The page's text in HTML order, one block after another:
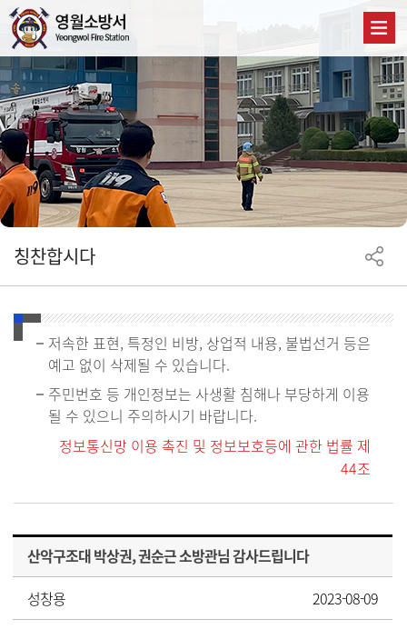
칭찬합시다
저속한 표현, 특정인 비방, 상업적 내용, 불법선거 등은
예고 없이 삭제될 수 있습니다.
주민번호 등 개인정보는 사생활 침해나 부당하게 이용
될 수 있으니 주의하시기 바랍니다.
정보통신망 이용 촉진 및 정보보호등에 관한 법률 제
44조
산악구조대 박상권, 권순근 소방관님 감사드립니다
성창용
2023-08-09